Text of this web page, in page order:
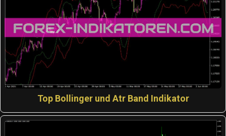
Top Bollinger und Atr Band Indikator